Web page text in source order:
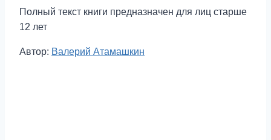
Полный текст книги предназначен для лиц старше
12 лет
Метки
Автор: Валерий Атамашкин